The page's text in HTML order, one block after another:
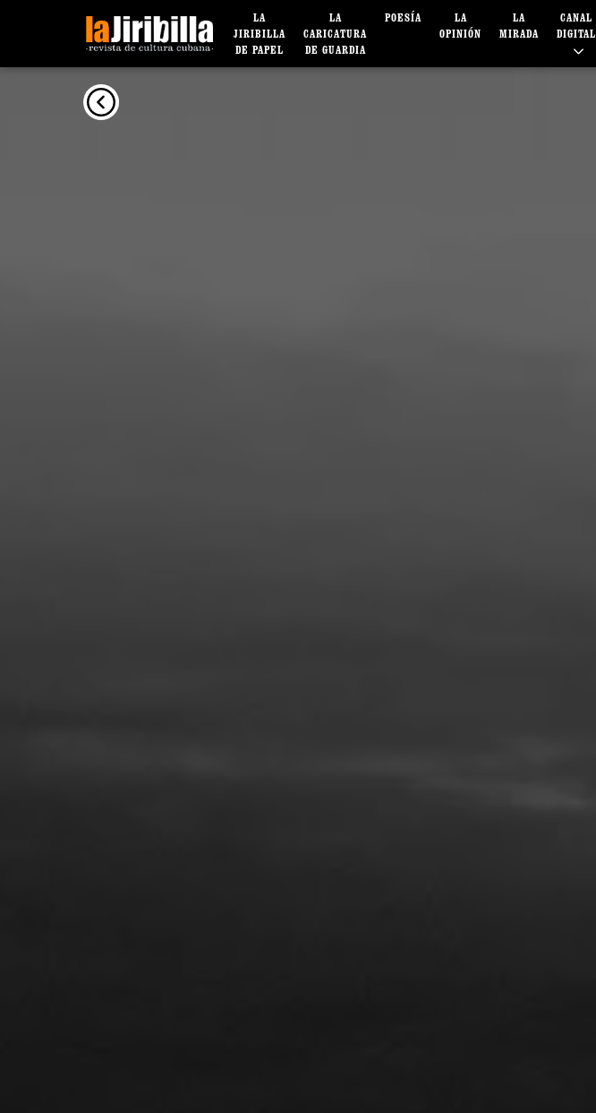
LA
JIRIBILLA
DE PAPEL
LA
CARICATURA
DE GUARDIA
POESÍA
LA
OPINIÓN
LA
MIRADA
CANAL
DIGITAL